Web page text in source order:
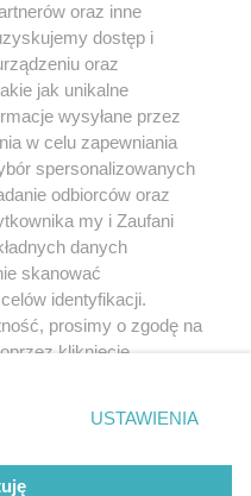
może być powielany i
w jakikolwiek sposób (w
na jakimkolwiek polu
z umieszczaniem w Internecie
użycie lub
z naruszeniem prawa, tzn.
groźbą kary i może być ścigane
oraz inne
dostęp i
oraz
jak unikalne
wysyłane przez
w celu zapewniania
spersonalizowanych
odbiorców oraz
my i Zaufani
danych
skanować
identyfikacji.
prosimy o zgodę na
kliknięcie
ustawień prywatności
rogu strony
wymagają zgody
się takiemu
USTAWIENIA